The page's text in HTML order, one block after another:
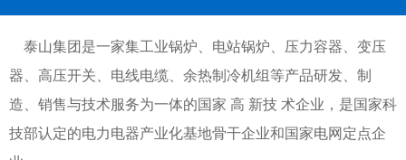
泰山集团是一家集工业锅炉、电站锅炉、压力容器、变压
器、高压开关、电线电缆、余热制冷机组等产品研发、制
造、销售与技术服务为一体的国家 高 新技 术企业，是国家科
技部认定的电力电器产业化基地骨干企业和国家电网定点企